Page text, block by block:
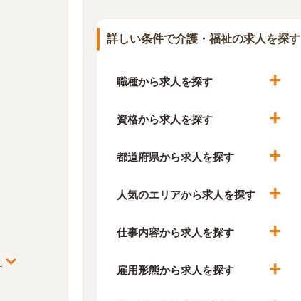
詳しい条件で介護・福祉の求人を探す
職種から求人を探す
資格から求人を探す
都道府県から求人を探す
人気のエリアから求人を探す
仕事内容から求人を探す
雇用形態から求人を探す